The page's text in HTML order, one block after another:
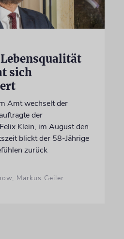
sich
Amt wechselt der
der
Klein, im August den
blickt der 58-Jährige
zurück
Markus Geiler